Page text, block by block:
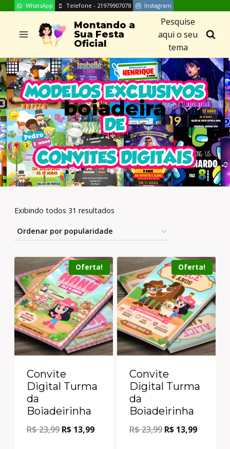
Skip
content
WhatsApp Telefone - 21979907078 Instagram
Montando a
Sua Festa
Oficial
Pesquise
aqui o seu
tema
boiadeira
/ / boiadeira
Exibindo todos 31 resultados
Oferta!
Convite
Digital Turma
da
Boiadeirinha
R$23,99 R$ 13,99
Oferta!
Convite
Digital Turma
da
Boiadeirinha
R$23,99 R$ 13,99